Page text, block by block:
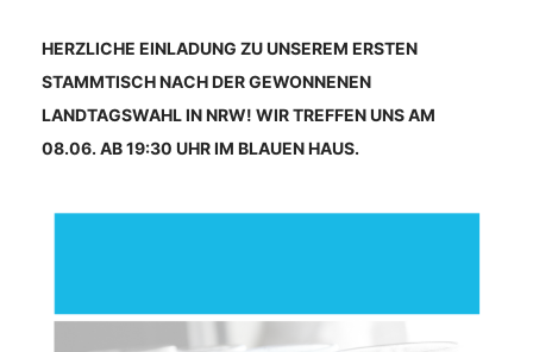
HERZLICHE EINLADUNG ZU UNSEREM ERSTEN
STAMMTISCH NACH DER GEWONNENEN
LANDTAGSWAHL IN NRW! WIR TREFFEN UNS AM
08.06. AB 19:30 UHR IM BLAUEN HAUS.